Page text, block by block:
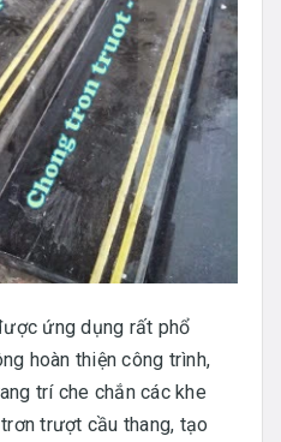
ứng dụng rất phổ
hoàn thiện công trình,
trí che chắn các khe
trượt cầu thang, tạo